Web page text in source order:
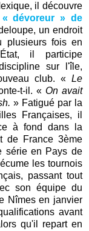
il découvre
dévoreur » de
un endroit
fois en
il participe
sur l'île,
club. « Le
t-il. « On avait
» Fatigué par la
Françaises, il
à fond dans la
de France 3ème
série en Pays de
les tournois
passant tout
son équipe du
Nîmes en janvier
avant
qu'il repart en